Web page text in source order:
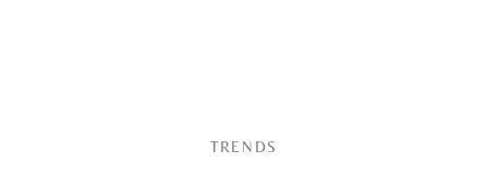
TRENDS